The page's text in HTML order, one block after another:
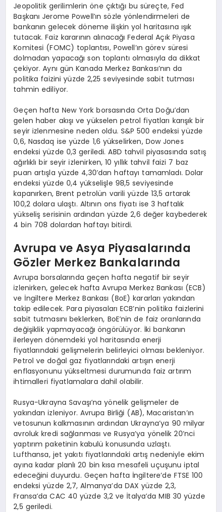
Jeopolitik gerilimlerin öne çıktığı bu süreçte, Fed
Başkanı Jerome Powell’ın sözle yönlendirmeleri de
bankanın gelecek döneme ilişkin yol haritasına ışık
tutacak. Faiz kararının alınacağı Federal Açık Piyasa
Komitesi (FOMC) toplantısı, Powell’ın görev süresi
dolmadan yapacağı son toplantı olmasıyla da dikkat
çekiyor. Aynı gün Kanada Merkez Bankası’nın da
politika faizini yüzde 2,25 seviyesinde sabit tutması
tahmin ediliyor.
Geçen hafta New York borsasında Orta Doğu’dan
gelen haber akışı ve yükselen petrol fiyatları karışık bir
seyir izlenmesine neden oldu. S&P 500 endeksi yüzde
0,6, Nasdaq ise yüzde 1,6 yükselirken, Dow Jones
endeksi yüzde 0,3 geriledi. ABD tahvil piyasasında satış
ağırlıklı bir seyir izlenirken, 10 yıllık tahvil faizi 7 baz
puan artışla yüzde 4,30’dan haftayı tamamladı. Dolar
endeksi yüzde 0,4 yükselişle 98,5 seviyesinde
kapanırken, Brent petrolün varili yüzde 13,5 artarak
100,2 dolara ulaştı. Altının ons fiyatı ise 3 haftalık
yükseliş serisinin ardından yüzde 2,6 değer kaybederek
4 bin 708 dolardan haftayı bitirdi.
Avrupa ve Asya Piyasalarında
Gözler Merkez Bankalarında
Avrupa borsalarında geçen hafta negatif bir seyir
izlenirken, gelecek hafta Avrupa Merkez Bankası (ECB)
ve İngiltere Merkez Bankası (BoE) kararları yakından
takip edilecek. Para piyasaları ECB’nin politika faizlerini
sabit tutmasını beklerken, BoE’nin de faiz oranlarında
değişiklik yapmayacağı öngörülüyor. İki bankanın
ilerleyen dönemdeki yol haritasında enerji
fiyatlarındaki gelişmelerin belirleyici olması bekleniyor.
Petrol ve doğal gaz fiyatlarındaki artışın enerji
enflasyonunu yükseltmesi durumunda faiz artırım
ihtimalleri fiyatlamalara dahil olabilir.
Rusya-Ukrayna Savaşı’na yönelik gelişmeler de
yakından izleniyor. Avrupa Birliği (AB), Macaristan’ın
vetosunun kalkmasının ardından Ukrayna’ya 90 milyar
avroluk kredi sağlanması ve Rusya’ya yönelik 20’nci
yaptırım paketinin kabulü konusunda uzlaştı.
Lufthansa, jet yakıtı fiyatlarındaki artış nedeniyle ekim
ayına kadar planlı 20 bin kısa mesafeli uçuşunu iptal
edeceğini duyurdu. Geçen hafta İngiltere’de FTSE 100
endeksi yüzde 2,7, Almanya’da DAX yüzde 2,3,
Fransa’da CAC 40 yüzde 3,2 ve İtalya’da MIB 30 yüzde
2,5 geriledi.